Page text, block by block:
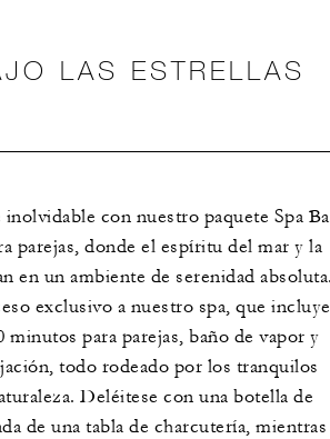
LAS ESTRELLAS
con nuestro paquete Spa
parejas, donde el espíritu del mar y la
en un ambiente de serenidad
exclusivo a nuestro spa, que incluye
minutos para parejas, baño de vapor y
todo rodeado por los tranquilos
Deléitese con una botella de
de una tabla de charcutería, mientras